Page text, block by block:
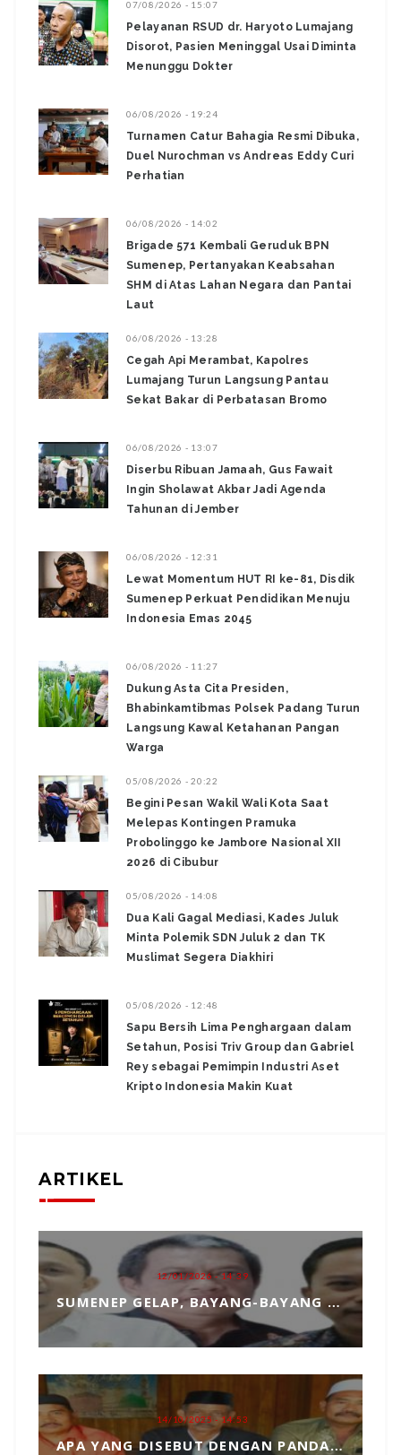
07/08/2026 - 15:07
Pelayanan RSUD dr. Haryoto Lumajang
Disorot, Pasien Meninggal Usai Diminta
Menunggu Dokter
06/08/2026 - 19:24
Turnamen Catur Bahagia Resmi Dibuka,
Duel Nurochman vs Andreas Eddy Curi
Perhatian
06/08/2026 - 14:02
Brigade 571 Kembali Geruduk BPN
Sumenep, Pertanyakan Keabsahan
SHM di Atas Lahan Negara dan Pantai
Laut
06/08/2026 - 13:28
‎Cegah Api Merambat, Kapolres
Lumajang Turun Langsung Pantau
Sekat Bakar di Perbatasan Bromo ‎
06/08/2026 - 13:07
Diserbu Ribuan Jamaah, Gus Fawait
Ingin Sholawat Akbar Jadi Agenda
Tahunan di Jember
06/08/2026 - 12:31
Lewat Momentum HUT RI ke-81, Disdik
Sumenep Perkuat Pendidikan Menuju
Indonesia Emas 2045
06/08/2026 - 11:27
Dukung Asta Cita Presiden,
Bhabinkamtibmas Polsek Padang Turun
Langsung Kawal Ketahanan Pangan
Warga
05/08/2026 - 20:22
Begini Pesan Wakil Wali Kota Saat
Melepas Kontingen Pramuka
Probolinggo ke Jambore Nasional XII
2026 di Cibubur
05/08/2026 - 14:08
Dua Kali Gagal Mediasi, Kades Juluk
Minta Polemik SDN Juluk 2 dan TK
Muslimat Segera Diakhiri
05/08/2026 - 12:48
Sapu Bersih Lima Penghargaan dalam
Setahun, Posisi Triv Group dan Gabriel
Rey sebagai Pemimpin Industri Aset
Kripto Indonesia Makin Kuat
ARTIKEL
12/01/2026 - 14:39
SUMENEP GELAP, BAYANG-BAYANG MATAHARI KEMBAR HANTUI PENGANGKATAN SEKDA
14/10/2025 - 14:53
APA YANG DISEBUT DENGAN PANDANGAN DUNIA, MARI KITA ULAS SECARA SEDERHANA